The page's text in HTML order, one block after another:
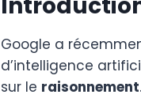
Google a
d’intelligence
sur le raisonnement